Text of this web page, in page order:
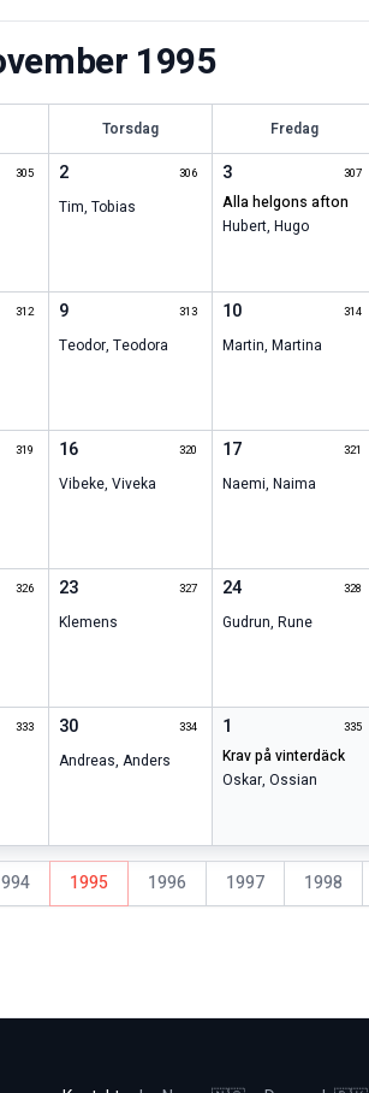
1995
Torsdag Fredag
305 2 306
Tim, Tobias
3 307
alla helgons afton
Hubert,Hugo
312 9 313
Teodor, Teodora
10 314
Martin,Martina
319 16 320
Vibeke, Viveka
17 321
Naemi,Naima
326 23 327
Klemens
24 328
Gudrun,Rune
333 30 334
Andreas, Anders
1 335
krav på vinterdäck
Oskar,Ossian
1995 1996 1997 1998